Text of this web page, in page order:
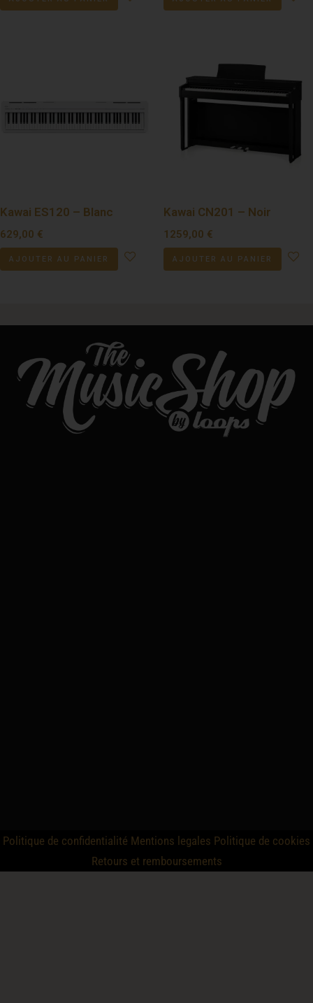
Kawai ES120 – Blanc
629,00 €
AJOUTER AU PANIER
Kawai CN201 – Noir
1259,00 €
AJOUTER AU PANIER
Politique de confidentialité Mentions legales Politique de cookies
Retours et remboursements